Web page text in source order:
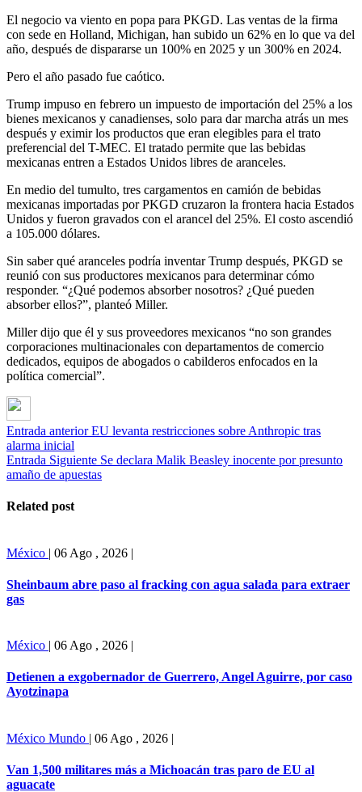
El negocio va viento en popa para PKGD. Las ventas de la firma
con sede en Holland, Michigan, han subido un 62% en lo que va del
año, después de dispararse un 100% en 2025 y un 300% en 2024.
Pero el año pasado fue caótico.
Trump impuso en febrero un impuesto de importación del 25% a los
bienes mexicanos y canadienses, solo para dar marcha atrás un mes
después y eximir los productos que eran elegibles para el trato
preferencial del T-MEC. El tratado permite que las bebidas
mexicanas entren a Estados Unidos libres de aranceles.
En medio del tumulto, tres cargamentos en camión de bebidas
mexicanas importadas por PKGD cruzaron la frontera hacia Estados
Unidos y fueron gravados con el arancel del 25%. El costo ascendió
a 105.000 dólares.
Sin saber qué aranceles podría inventar Trump después, PKGD se
reunió con sus productores mexicanos para determinar cómo
responder. “¿Qué podemos absorber nosotros? ¿Qué pueden
absorber ellos?”, planteó Miller.
Miller dijo que él y sus proveedores mexicanos “no son grandes
corporaciones multinacionales con departamentos de comercio
dedicados, equipos de abogados o cabilderos enfocados en la
política comercial”.
Entrada anterior EU levanta restricciones sobre Anthropic tras
alarma inicial
Entrada Siguiente Se declara Malik Beasley inocente por presunto
amaño de apuestas
Related post
México | 06 Ago , 2026 |
Sheinbaum abre paso al fracking con agua salada para extraer
gas
México | 06 Ago , 2026 |
Detienen a exgobernador de Guerrero, Angel Aguirre, por caso
Ayotzinapa
México Mundo | 06 Ago , 2026 |
Van 1,500 militares más a Michoacán tras paro de EU al
aguacate